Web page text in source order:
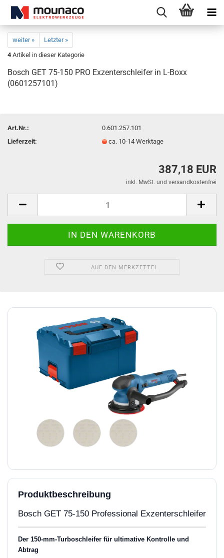
weiter »
Letzter »
4 Artikel in dieser Kategorie
Bosch GET 75-150 PRO Exzenterschleifer in L-Boxx
(0601257101)
Art.Nr.:
0.601.257.101
Lieferzeit:
ca. 10-14 Werktage
387,18 EUR
AUF DEN MERKZETTEL
Produktbeschreibung
Bosch GET 75-150 Professional Exzenterschleifer
Der 150-mm-Turboschleifer für ultimative Kontrolle und
Abtrag